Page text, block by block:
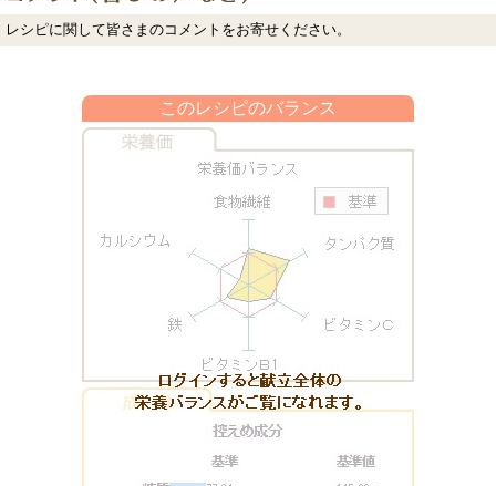
レシピに関して皆さまのコメントをお寄せください。
このレシピのバランス